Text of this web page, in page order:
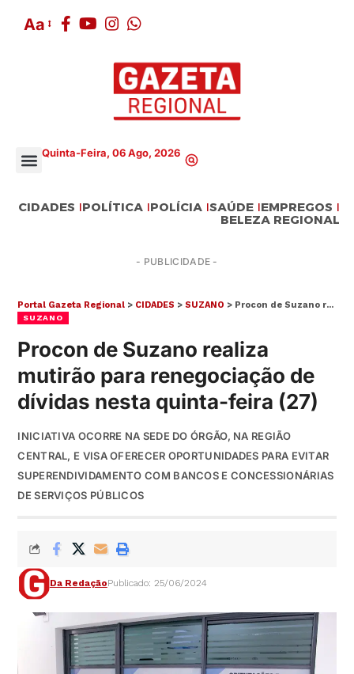
Aa
Quinta-Feira, 06 Ago, 2026
CIDADES POLÍTICA POLÍCIA SAÚDE EMPREGOS
BELEZA REGIONAL
- PUBLICIDADE -
Portal Gazeta Regional > CIDADES >SUZANO > Procon de Suzano realiza mutirão para renegociação de dívidas nesta quinta-feira (27)
SUZANO
Procon de Suzano realiza
mutirão para renegociação de
dívidas nesta quinta-feira (27)
INICIATIVA OCORRE NA SEDE DO ÓRGÃO, NA REGIÃO
CENTRAL, E VISA OFERECER OPORTUNIDADES PARA EVITAR
SUPERENDIVIDAMENTO COM BANCOS E CONCESSIONÁRIAS
DE SERVIÇOS PÚBLICOS
Da RedaçãoPublicado: 25/06/2024